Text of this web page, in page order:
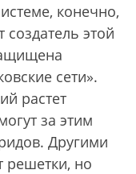
конечно,
этой
сети».
растет
за этим
Другими
решетки, но